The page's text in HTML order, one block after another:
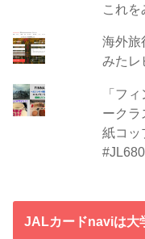
これを
海外旅
みたレ
「フ
ークラ
紙コッ
JALカードnaviは大